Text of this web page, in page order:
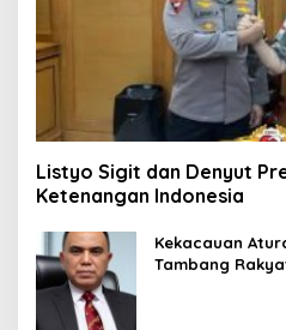
Listyo Sigit dan Denyut
Ketenangan Indonesia
Kekacauan
Tambang